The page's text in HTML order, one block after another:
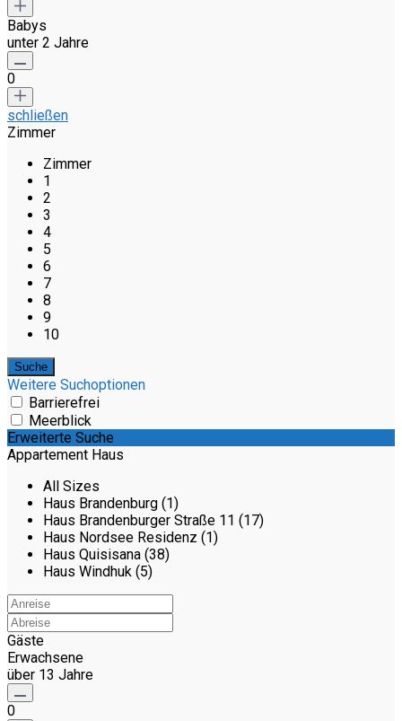
Babys
unter 2 Jahre
0
schließen
Zimmer
Zimmer
1
2
3
4
5
6
7
8
9
10
Weitere Suchoptionen
Barrierefrei
Meerblick
Erweiterte Suche
Appartement Haus
All Sizes
Haus Brandenburg (1)
Haus Brandenburger Straße 11 (17)
Haus Nordsee Residenz (1)
Haus Quisisana (38)
Haus Windhuk (5)
Gäste
Erwachsene
über 13 Jahre
0